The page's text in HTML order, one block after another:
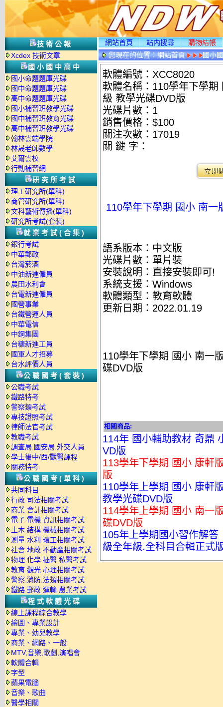
技術公報
Xcdex 技術文章
國小國中高中
國小命題題庫光碟
國中命題題庫光碟
高中命題題庫光碟
國小補習班教學光碟
國中補習班教育光碟
高中補習班教學光碟
翰林雲端學院
林晟老師數學
艾爾雲校
行動補習網
研究所考試
理工研究所(單科)
商管研究所(單科)
文科藝術傳播(單科)
研究所考試(套裝)
就業考試(合集)
銀行考試
中華郵政
台灣菸酒
中油新進僱員
農田水利會
台電新進僱員
國營事業
台鐵營運人員
中華電信
中鋼集團
台糖新進工員
國軍人才招募
台水評價人員
公職國考(套裝)
公職考試
鐵路特考
警察類考試
專技證照考試
律師法官考試
教職考試
調查局.國安局.外交人員
學士後中/西/獸醫課程
關務特考
公職國考(單科)
共同科目
行政.司法相關考試
商業.會計相關考試
電子.電機.資訊相關考試
土木.結構.機械相關考試
測量.水利.環工相關考試
社會.地政.不動產相關考試
物理.化學.插醫.私醫考試
教育.觀光.心理相關考試
警察,消防,法類相關考試
鐵路.郵政.運輸.農業考試
程式軟體光碟
線上課程綜合教學
繪圖、專業設計
專業、幼兒教學
商業、網路、一般
MTV,音樂,歌劇,演唱會
軟體合輯
字型
蘋果電腦
音樂、歌曲
醫學相關
網站首頁 站内搜尋
購物結帳
您現在的位置：網站首頁 國小
軟體編號：XCC8020
軟體名稱：110學年下學
級 教學光碟DVD版
光碟片數：1
銷售價格：$100
關注次數： 17019
關 鍵 字：
110學年下學期 國小 南一
語系版本：中文版
光碟片數：單片裝
安裝說明：直接安裝即可!
系統支援：Windows
軟體類型：教育軟體
更新日期：2022.01.19
110學年下學期 國小 南一
碟DVD版
相關商品:
114年 國小輔助教材 奇鼎
VD版
113學年下學期 國小 康軒
版
110學年上學期 國小 康軒
教學光碟DVD版
114學年上學期 國小 南一
碟DVD版
105年上學期國小習作解
級全年級.全科目合輯正式